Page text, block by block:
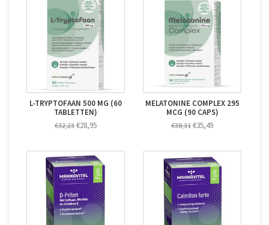
L-TRYPTOFAAN 500 MG (60
TABLETTEN)
€32,23 €28,95
MELATONINE COMPLEX 295
MCG (90 CAPS)
€38,31 €35,49